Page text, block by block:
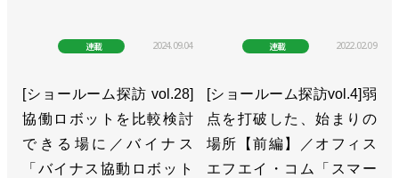
連載 2024.09.04
[ショールーム探訪 vol.28]
協働ロボットを比較検討
できる場に／バイナス
「バイナス協動ロボット
連載 2022.02.09
[ショールーム探訪vol.4]弱
点を打破した、始まりの
場所【前編】／オフィス
エフエイ・コム「スマー